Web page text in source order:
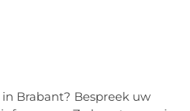
Brabant? Bespreek uw